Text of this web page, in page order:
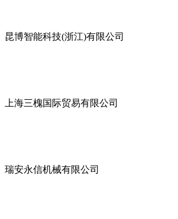
昆博智能科技(浙江)有限公司
上海三槐国际贸易有限公司
瑞安永信机械有限公司